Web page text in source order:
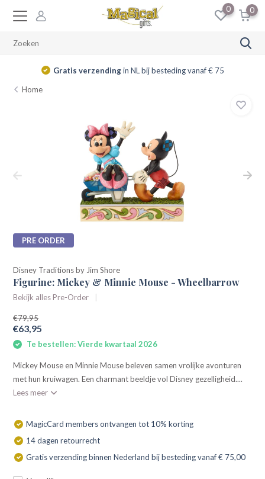
0 0
Gratis verzendingin NL bij besteding vanaf € 75
Home
PRE ORDER
Disney Traditions by Jim Shore
Figurine: Mickey & Minnie Mouse - Wheelbarrow
Bekijk alles Pre-Order
€79,95
€63,95
Te bestellen: Vierde kwartaal 2026
Mickey Mouse en Minnie Mouse beleven samen vrolijke avonturen
met hun kruiwagen. Een charmant beeldje vol Disney gezelligheid....
Lees meer
MagicCard members ontvangen tot 10% korting
14 dagen retourrecht
Gratis verzending binnen Nederland bij besteding vanaf € 75,00